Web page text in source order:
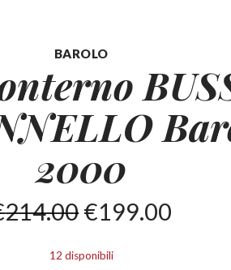
BAROLO
2000
214.00€199.00
12 disponibili